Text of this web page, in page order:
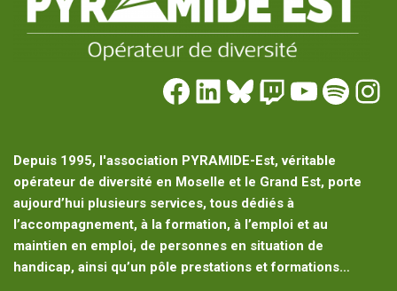
Depuis 1995, l'association PYRAMIDE-Est, véritable
opérateur de diversité en Moselle et le Grand Est, porte
aujourd’hui plusieurs services, tous dédiés à
l’accompagnement, à la formation, à l’emploi et au
maintien en emploi, de personnes en situation de
handicap, ainsi qu’un pôle prestations et formations…